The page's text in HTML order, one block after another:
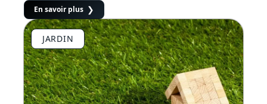
En savoir plus
JARDIN